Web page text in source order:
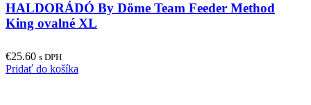
HALDORÁDÓ By Döme Team Feeder Method
King ovalné XL
€25.60 s DPH
Pridať do košíka